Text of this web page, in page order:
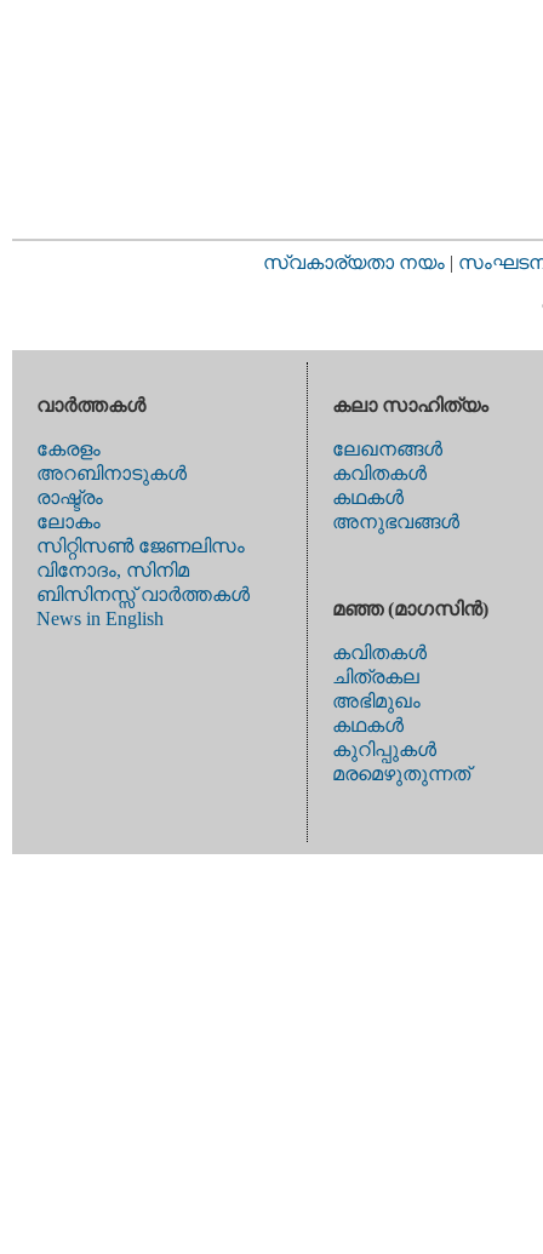
സ്വകാര്യതാ നയം |
വാര്‍ത്തകള്‍
കേരളം
അറബിനാടുകള്‍
രാഷ്ട്രം
ലോകം
സിറ്റിസണ്‍ ജേണലിസം
വിനോദം, സിനിമ
ബിസിനസ്സ് വാര്‍ത്തകള്‍
News in English
കലാ സാഹിത്യം
ലേഖനങ്ങള്‍
കവിതകള്‍
കഥകള്‍
അനുഭവങ്ങള്‍
മഞ്ഞ (മാഗസിന്‍)
കവിതകള്‍
ചിത്രകല
അഭിമുഖം
കഥകള്‍
കുറിപ്പുകള്‍
മരമെഴുതുന്നത്